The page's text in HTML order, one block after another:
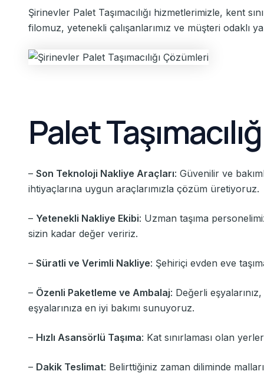
Şirinevler Palet Taşımacılığı hizmetlerimizle, kent
filomuz, yetenekli çalışanlarımız ve müşteri odaklı
Palet
– Son Teknoloji Nakliye Araçları: Güvenilir ve
ihtiyaçlarına uygun araçlarımızla çözüm üretiyoruz.
– Yetenekli Nakliye Ekibi: Uzman taşıma
sizin kadar değer veririz.
– Süratli ve Verimli Nakliye: Şehiriçi evden eve
– Özenli Paketleme ve Ambalaj: Değerli
eşyalarınıza en iyi bakımı sunuyoruz.
– Hızlı Asansörlü Taşıma: Kat sınırlaması olan
– Dakik Teslimat: Belirttiğiniz zaman diliminde